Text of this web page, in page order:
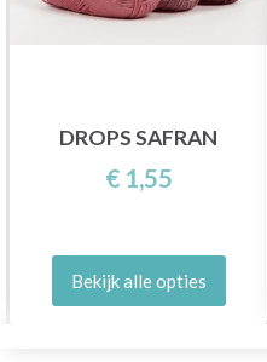
DROPS SAFRAN
€ 1,55
Bekijk alle opties